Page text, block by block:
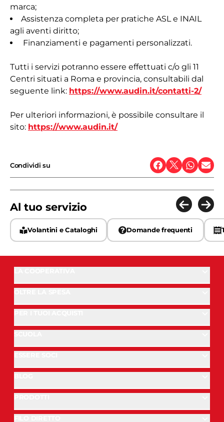
marca;
Assistenza completa per pratiche ASL e INAIL
agli aventi diritto;
Finanziamenti e pagamenti personalizzati.
Tutti i servizi potranno essere effettuati c/o gli 11
Centri situati a Roma e provincia, consultabili dal
seguente link: https://www.audin.it/contatti-2/
Per ulteriori informazioni, è possibile consultare il
sito: https://www.audin.it/
Condividi su
Al tuo servizio
Volantini e Cataloghi Domande frequenti